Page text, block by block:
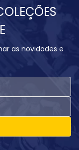
as novidades e